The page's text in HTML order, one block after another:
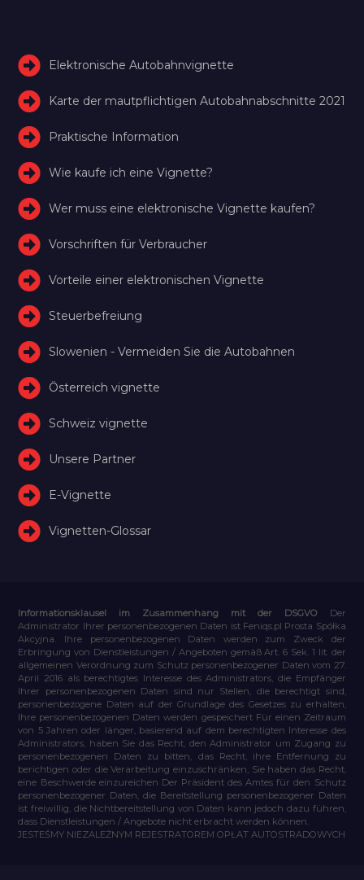
Elektronische Autobahnvignette
Karte der mautpflichtigen Autobahnabschnitte 2021
Praktische Information
Wie kaufe ich eine Vignette?
Wer muss eine elektronische Vignette kaufen?
Vorschriften für Verbraucher
Vorteile einer elektronischen Vignette
Steuerbefreiung
Slowenien - Vermeiden Sie die Autobahnen
Österreich vignette
Schweiz vignette
Unsere Partner
E-Vignette
Vignetten-Glossar
Informationsklausel im Zusammenhang mit der DSGVO
Der
Administrator Ihrer personenbezogenen Daten ist Feniqs.pl Prosta Spółka
Akcyjna. Ihre personenbezogenen Daten werden zum Zweck der
Erbringung von Dienstleistungen / Angeboten gemäß Art. 6 Sek. 1 lit. der
allgemeinen Verordnung zum Schutz personenbezogener Daten vom 27.
April 2016 als berechtigtes Interesse des Administrators, die Empfänger
Ihrer personenbezogenen Daten sind nur Stellen, die berechtigt sind,
personenbezogene Daten auf der Grundlage des Gesetzes zu erhalten,
Ihre personenbezogenen Daten werden gespeichert Für einen Zeitraum
von 5 Jahren oder länger, basierend auf dem berechtigten Interesse des
Administrators, haben Sie das Recht, den Administrator um Zugang zu
personenbezogenen Daten zu bitten, das Recht, ihre Entfernung zu
berichtigen oder die Verarbeitung einzuschränken, Sie haben das Recht,
eine Beschwerde einzureichen Der Präsident des Amtes für den Schutz
personenbezogener Daten, die Bereitstellung personenbezogener Daten
ist freiwillig, die Nichtbereitstellung von Daten kann jedoch dazu führen,
dass Dienstleistungen / Angebote nicht erbracht werden können.
JESTEŚMY NIEZALEŻNYM REJESTRATOREM OPŁAT AUTOSTRADOWYCH